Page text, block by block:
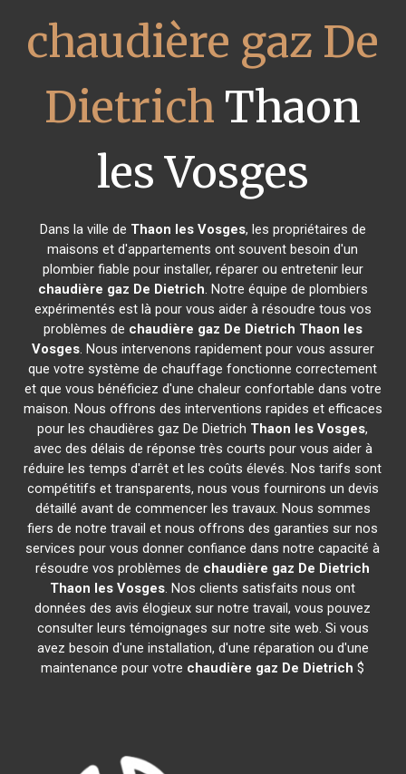
chaudière gaz De
Dietrich Thaon
les Vosges
Dans la ville de Thaon les Vosges, les propriétaires de
maisons et d'appartements ont souvent besoin d'un
plombier fiable pour installer, réparer ou entretenir leur
chaudière gaz De Dietrich. Notre équipe de plombiers
expérimentés est là pour vous aider à résoudre tous vos
problèmes de chaudière gaz De Dietrich Thaon les
Vosges. Nous intervenons rapidement pour vous assurer
que votre système de chauffage fonctionne correctement
et que vous bénéficiez d'une chaleur confortable dans votre
maison. Nous offrons des interventions rapides et efficaces
pour les chaudières gaz De Dietrich Thaon les Vosges,
avec des délais de réponse très courts pour vous aider à
réduire les temps d'arrêt et les coûts élevés. Nos tarifs sont
compétitifs et transparents, nous vous fournirons un devis
détaillé avant de commencer les travaux. Nous sommes
fiers de notre travail et nous offrons des garanties sur nos
services pour vous donner confiance dans notre capacité à
résoudre vos problèmes de chaudière gaz De Dietrich
Thaon les Vosges. Nos clients satisfaits nous ont
données des avis élogieux sur notre travail, vous pouvez
consulter leurs témoignages sur notre site web. Si vous
avez besoin d'une installation, d'une réparation ou d'une
maintenance pour votre chaudière gaz De Dietrich $